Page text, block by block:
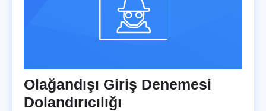
Olağandışı Giriş Denemesi
Dolandırıcılığı